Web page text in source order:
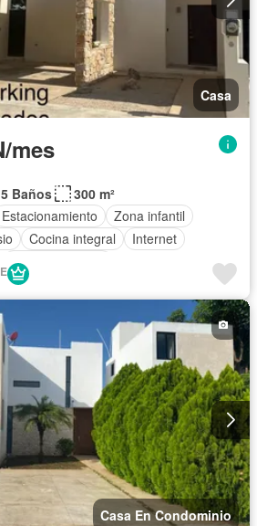
Casa
mes
Baños
300 m²
Estacionamiento
Zona infantil
Cocina integral
Internet
Cancha de tenis
Casa En Condominio